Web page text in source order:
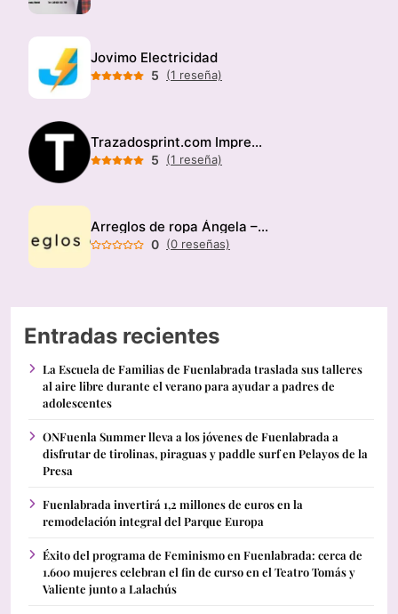
Jovimo Electricidad
5 (1 reseña)
Trazadosprint.com Imprenta
5 (1 reseña)
Arreglos de ropa Ángela – Modista
0 (0 reseñas)
Entradas recientes
La Escuela de Familias de Fuenlabrada traslada sus talleres
al aire libre durante el verano para ayudar a padres de
adolescentes
ONFuenla Summer lleva a los jóvenes de Fuenlabrada a
disfrutar de tirolinas, piraguas y paddle surf en Pelayos de la
Presa
Fuenlabrada invertirá 1,2 millones de euros en la
remodelación integral del Parque Europa
Éxito del programa de Feminismo en Fuenlabrada: cerca de
1.600 mujeres celebran el fin de curso en el Teatro Tomás y
Valiente junto a Lalachús